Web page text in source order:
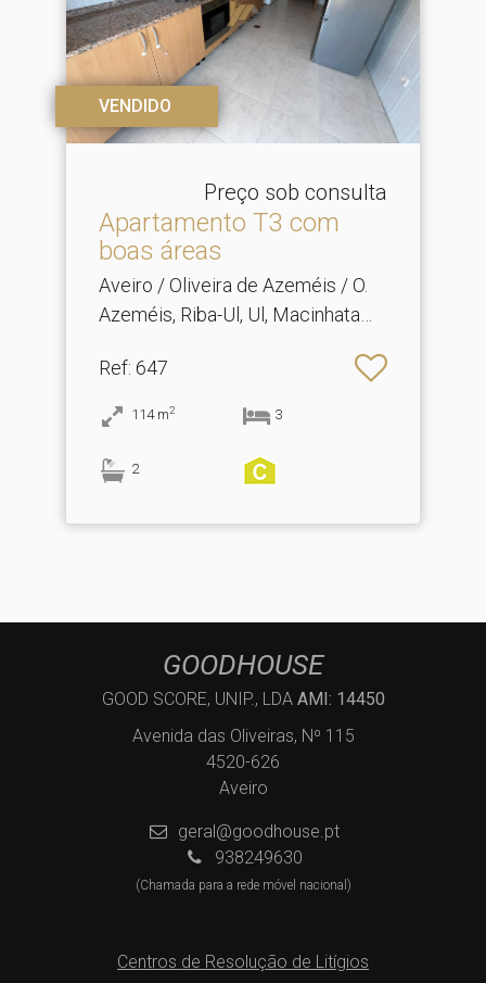
VENDIDO
Preço sob consulta
Apartamento T3 com
boas áreas
Aveiro / Oliveira de Azeméis / O.
Azeméis, Riba-Ul, Ul, Macinhata
Ref: 647
114 m2 3
2
GOODHOUSE
GOOD SCORE, UNIP., LDA AMI: 14450
Avenida das Oliveiras, Nº 115
4520-626
Aveiro
geral@goodhouse.pt
938249630
(Chamada para a rede móvel nacional)
Centros de Resolução de Litígios